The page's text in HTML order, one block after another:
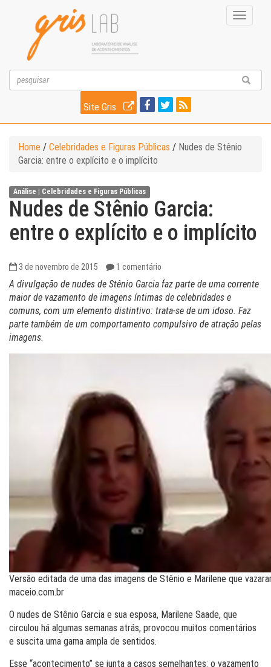
Toggle
Site Gris
Home / Celebridades e Figuras Públicas / Nudes de Stênio
Garcia: entre o explícito e o implícito
Análise | Celebridades e Figuras Públicas
Nudes de Stênio Garcia:
entre o explícito e o implícito
3 de novembro de 2015 1 comentário
A divulgação de nudes de Stênio Garcia faz parte de uma corrente
maior de vazamento de imagens íntimas de celebridades e
comuns, com um elemento distintivo: trata-se de um idoso. Faz
parte também de um comportamento compulsivo de atração pelas
imagens.
Versão editada de uma das imagens de Stênio e Marilene que
maceio.com.br
O nudes de Stênio Garcia e sua esposa, Marilene Saade, que
circulou há algumas semanas atrás, provocou muitos comentários
e suscita uma gama ampla de sentidos.
Esse “acontecimento” se junta a casos semelhantes: o vazamento